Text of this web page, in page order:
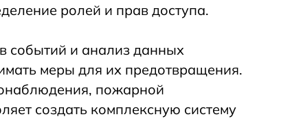
ролей и прав доступа.
событий и анализ данных
меры для их предотвращения.
пожарной
создать комплексную систему